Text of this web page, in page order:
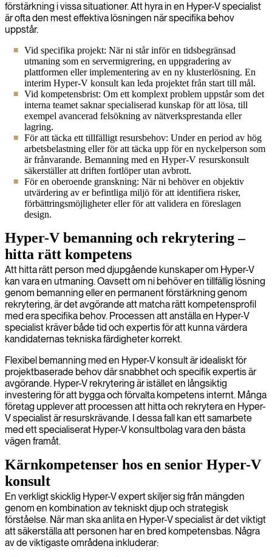
förstärkning i vissa situationer. Att hyra in en Hyper-V specialist
är ofta den mest effektiva lösningen när specifika behov
uppstår.
Vid specifika projekt: När ni står inför en tidsbegränsad
utmaning som en servermigrering, en uppgradering av
plattformen eller implementering av en ny klusterlösning. En
interim Hyper-V konsult kan leda projektet från start till mål.
Vid kompetensbrist: Om ett komplext problem uppstår som det
interna teamet saknar specialiserad kunskap för att lösa, till
exempel avancerad felsökning av nätverksprestanda eller
lagring.
För att täcka ett tillfälligt resursbehov: Under en period av hög
arbetsbelastning eller för att täcka upp för en nyckelperson som
är frånvarande. Bemanning med en Hyper-V resurskonsult
säkerställer att driften fortlöper utan avbrott.
För en oberoende granskning: När ni behöver en objektiv
utvärdering av er befintliga miljö för att identifiera risker,
förbättringsmöjligheter eller för att validera en föreslagen
design.
Hyper-V bemanning och rekrytering –
hitta rätt kompetens
Att hitta rätt person med djupgående kunskaper om Hyper-V
kan vara en utmaning. Oavsett om ni behöver en tillfällig lösning
genom bemanning eller en permanent förstärkning genom
rekrytering, är det avgörande att matcha rätt kompetensprofil
med era specifika behov. Processen att anställa en Hyper-V
specialist kräver både tid och expertis för att kunna värdera
kandidaternas tekniska färdigheter korrekt.
Flexibel bemanning med en Hyper-V konsult är idealiskt för
projektbaserade behov där snabbhet och specifik expertis är
avgörande. Hyper-V rekrytering är istället en långsiktig
investering för att bygga och förvalta kompetens internt. Många
företag upplever att processen att hitta och rekrytera en Hyper-
V specialist är resurskrävande. I dessa fall kan ett samarbete
med ett specialiserat Hyper-V konsultbolag vara den bästa
vägen framåt.
Kärnkompetenser hos en senior Hyper-V
konsult
En verkligt skicklig Hyper-V expert skiljer sig från mängden
genom en kombination av tekniskt djup och strategisk
förståelse. När man ska anlita en Hyper-V specialist är det viktigt
att säkerställa att personen har en bred kompetensbas. Några
av de viktigaste områdena inkluderar: